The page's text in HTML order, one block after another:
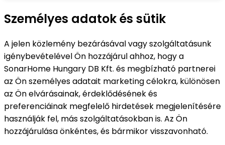
Személyes adatok és sütik
A jelen közlemény bezárásával vagy szolgáltatásunk
igénybevételével Ön hozzájárul ahhoz, hogy a
SonarHome Hungary DB Kft. és megbízható partnerei
az Ön személyes adatait marketing célokra, különösen
az Ön elvárásainak, érdeklődésének és
preferenciáinak megfelelő hirdetések megjelenítésére
használják fel, más szolgáltatásokban is. Az Ön
hozzájárulása önkéntes, és bármikor visszavonható.